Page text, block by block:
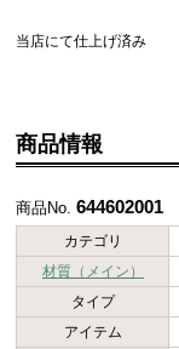
当店にて仕上げ済み
商品情報
商品No.644602001
カテゴリ
材質（メイン）
タイプ
アイテム